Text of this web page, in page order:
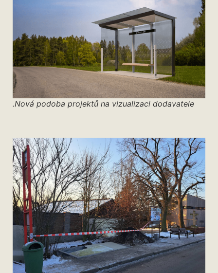
.Nová podoba projektů na vizualizaci dodavatele